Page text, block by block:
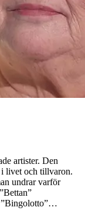
artister. Den
i livet och tillvaron.
undrar varför
”Bingolotto”…